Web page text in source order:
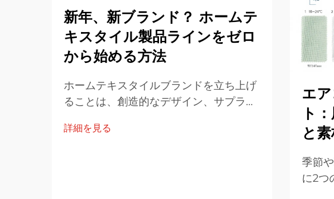
新年、新ブランド？ ホームテ
キスタイル製品ラインをゼロ
から始める方法
ホームテキスタイルブランドを立ち上げ
ることは、創造的なデザイン、サプライ
統合を通じて行われる興味深い旅です。
詳細を見る
エ
ト
と
季節
に2つ